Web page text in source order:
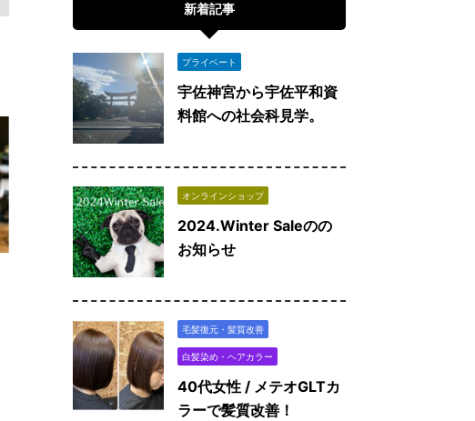
新着記事
プライベート
宇佐神宮から宇佐平和資
料館への社会科見学。
オンラインショップ
2024.Winter Saleのの
お知らせ
毛髪復元・髪質改善
白髪染め・ヘアカラー
40代女性 / メテオGLTカ
ラーで髪質改善！